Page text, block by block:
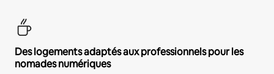
Des logements adaptés aux professionnels pour les
nomades numériques